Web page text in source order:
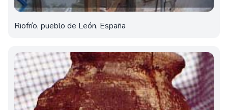
Riofrío, pueblo de León, España